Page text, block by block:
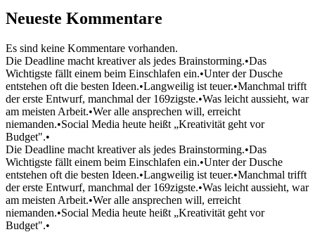
Neueste Kommentare
Es sind keine Kommentare vorhanden.
Die Deadline macht kreativer als jedes Brainstorming.•Das
Wichtigste fällt einem beim Einschlafen ein.•Unter der Dusche
entstehen oft die besten Ideen.•Langweilig ist teuer.•Manchmal trifft
der erste Entwurf, manchmal der 169zigste.•Was leicht aussieht, war
am meisten Arbeit.•Wer alle ansprechen will, erreicht
niemanden.•Social Media heute heißt „Kreativität geht vor
Budget".•
Die Deadline macht kreativer als jedes Brainstorming.•Das
Wichtigste fällt einem beim Einschlafen ein.•Unter der Dusche
entstehen oft die besten Ideen.•Langweilig ist teuer.•Manchmal trifft
der erste Entwurf, manchmal der 169zigste.•Was leicht aussieht, war
am meisten Arbeit.•Wer alle ansprechen will, erreicht
niemanden.•Social Media heute heißt „Kreativität geht vor
Budget".•